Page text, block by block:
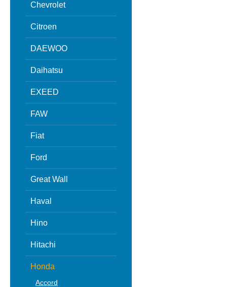
Chevrolet
Citroen
DAEWOO
Daihatsu
EXEED
FAW
Fiat
Ford
Great Wall
Haval
Hino
Hitachi
Honda
Accord